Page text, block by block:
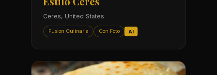
Ceres, United States
Fusion Culinaria Con Foto AI